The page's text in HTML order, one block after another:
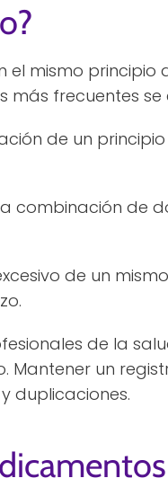
el mismo
más frecuentes se
de un
combinación de
de un
de la
Mantener un
duplicaciones.